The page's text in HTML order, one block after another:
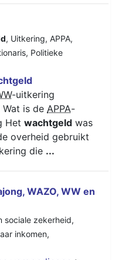
, Uitkering, APPA,
, Politieke
-uitkering
Wat is de APPA-
Het wachtgeld was
overheid gebruikt
die ...
WAZO, WW en
sociale zekerheid,
inkomen,